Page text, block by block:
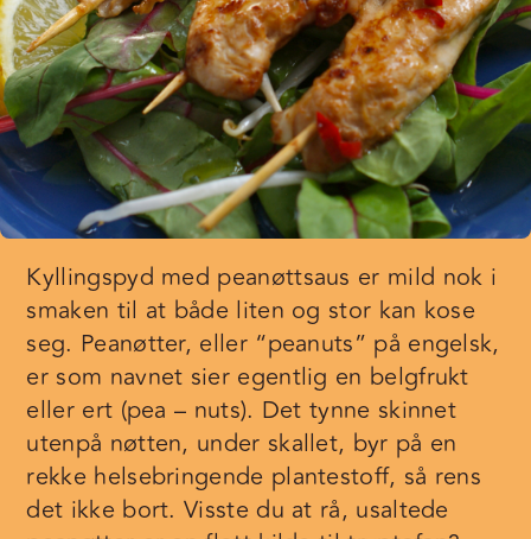
Kyllingspyd med peanøttsaus er mild nok i
smaken til at både liten og stor kan kose
seg. Peanøtter, eller “peanuts” på engelsk,
er som navnet sier egentlig en belgfrukt
eller ert (pea – nuts). Det tynne skinnet
utenpå nøtten, under skallet, byr på en
rekke helsebringende plantestoff, så rens
det ikke bort. Visste du at rå, usaltede